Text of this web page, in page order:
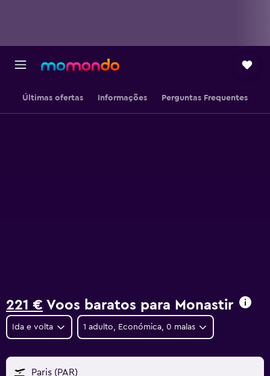
Últimas ofertas Informações Perguntas Frequentes
221 € Voos baratos para Monastir
Ida e volta 1 adulto, Económica, 0 malas
Paris (PAR)